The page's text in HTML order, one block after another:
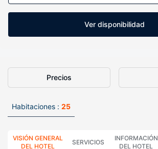
Ver disponibilidad
Precios
Habitaciones : 25
VISIÓN GENERAL
DEL HOTEL
SERVICIOS
INFORMACIÓN
DEL HOTEL